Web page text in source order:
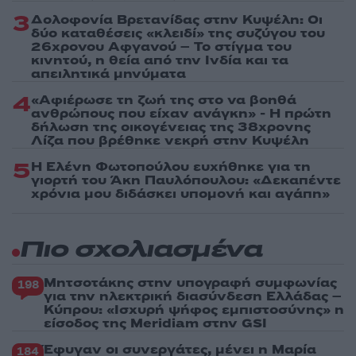
3Δολοφονία Βρετανίδας στην Κυψέλη: Οι
δύο καταθέσεις «κλειδί» της συζύγου του
26χρονου Αφγανού – Το στίγμα του
κινητού, η θεία από την Ινδία και τα
απειλητικά μηνύματα
4«Αφιέρωσε τη ζωή της στο να βοηθά
ανθρώπους που είχαν ανάγκη» - Η πρώτη
δήλωση της οικογένειας της 38χρονης
Λίζα που βρέθηκε νεκρή στην Κυψέλη
5Η Ελένη Φωτοπούλου ευχήθηκε για τη
γιορτή του Άκη Παυλόπουλου: «Δεκαπέντε
χρόνια μου διδάσκει υπομονή και αγάπη»
Πιο σχολιασμένα
198 Μητσοτάκης στην υπογραφή συμφωνίας
για την ηλεκτρική διασύνδεση Ελλάδας –
Κύπρου: «Ισχυρή ψήφος εμπιστοσύνης» η
είσοδος της Meridiam στην GSI
184 Έφυγαν οι συνεργάτες, μένει η Μαρία